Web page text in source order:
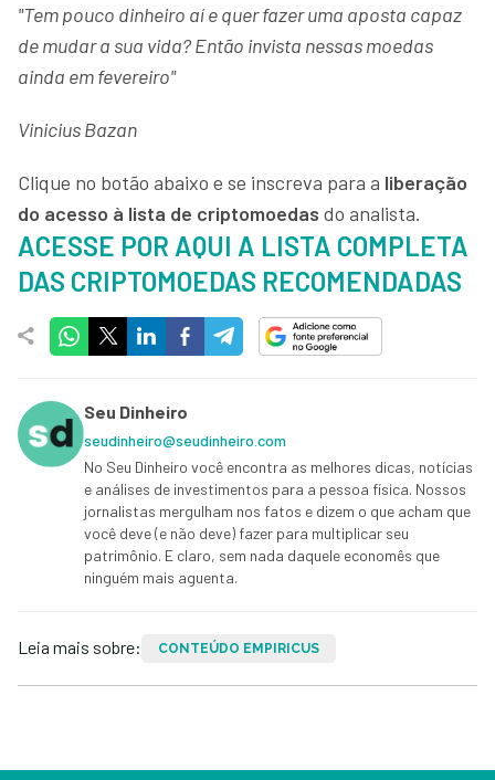
"Tem pouco dinheiro aí e quer fazer uma aposta capaz
de mudar a sua vida? Então invista nessas moedas
ainda em fevereiro"
Vinicius Bazan
Clique no botão abaixo e se inscreva para a liberação
do acesso à lista de criptomoedas do analista.
ACESSE POR AQUI A LISTA COMPLETA
DAS CRIPTOMOEDAS RECOMENDADAS
Seu Dinheiro
seudinheiro@seudinheiro.com
No Seu Dinheiro você encontra as melhores dicas, notícias
e análises de investimentos para a pessoa física. Nossos
jornalistas mergulham nos fatos e dizem o que acham que
você deve (e não deve) fazer para multiplicar seu
patrimônio. E claro, sem nada daquele economês que
ninguém mais aguenta.
Leia mais sobre: CONTEÚDO EMPIRICUS